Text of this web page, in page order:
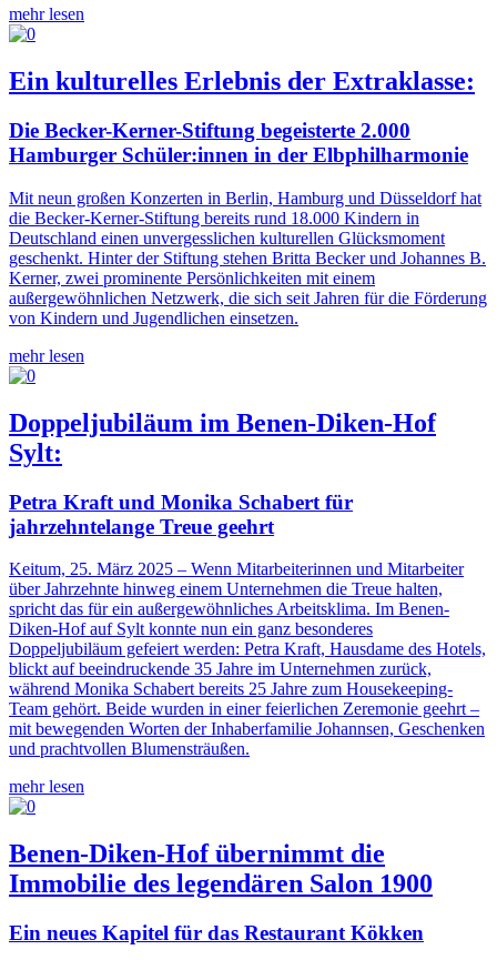
mehr lesen
Ein kulturelles Erlebnis der Extraklasse:
Die Becker-Kerner-Stiftung begeisterte 2.000
Hamburger Schüler:innen in der Elbphilharmonie
Mit neun großen Konzerten in Berlin, Hamburg und Düsseldorf hat
die Becker-Kerner-Stiftung bereits rund 18.000 Kindern in
Deutschland einen unvergesslichen kulturellen Glücksmoment
geschenkt. Hinter der Stiftung stehen Britta Becker und Johannes B.
Kerner, zwei prominente Persönlichkeiten mit einem
außergewöhnlichen Netzwerk, die sich seit Jahren für die Förderung
von Kindern und Jugendlichen einsetzen.
mehr lesen
Doppeljubiläum im Benen-Diken-Hof
Sylt:
Petra Kraft und Monika Schabert für
jahrzehntelange Treue geehrt
Keitum, 25. März 2025 – Wenn Mitarbeiterinnen und Mitarbeiter
über Jahrzehnte hinweg einem Unternehmen die Treue halten,
spricht das für ein außergewöhnliches Arbeitsklima. Im Benen-
Diken-Hof auf Sylt konnte nun ein ganz besonderes
Doppeljubiläum gefeiert werden: Petra Kraft, Hausdame des Hotels,
blickt auf beeindruckende 35 Jahre im Unternehmen zurück,
während Monika Schabert bereits 25 Jahre zum Housekeeping-
Team gehört. Beide wurden in einer feierlichen Zeremonie geehrt –
mit bewegenden Worten der Inhaberfamilie Johannsen, Geschenken
und prachtvollen Blumensträußen.
mehr lesen
Benen-Diken-Hof übernimmt die
Immobilie des legendären Salon 1900
Ein neues Kapitel für das Restaurant Kökken